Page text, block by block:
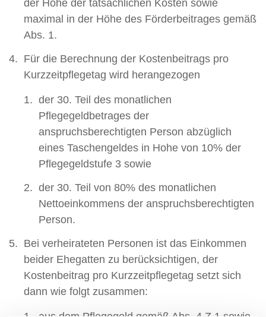
der Höhe der tatsächlichen Kosten sowie
maximal in der Höhe des Förderbeitrages gemäß
Abs. 1.
Für die Berechnung der Kostenbeitrags pro
Kurzzeitpflegetag wird herangezogen
der 30. Teil des monatlichen
Pflegegeldbetrages der
anspruchsberechtigten Person abzüglich
eines Taschengeldes in Hohe von 10% der
Pflegegeldstufe 3 sowie
der 30. Teil von 80% des monatlichen
Nettoeinkommens der anspruchsberechtigten
Person.
Bei verheirateten Personen ist das Einkommen
beider Ehegatten zu berücksichtigen, der
Kostenbeitrag pro Kurzzeitpflegetag setzt sich
dann wie folgt zusammen: